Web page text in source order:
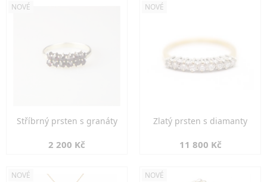
NOVÉ
Stříbrný prsten s granáty
2 200 Kč
NOVÉ
Zlatý prsten s diamanty
11 800 Kč
NOVÉ NOVÉ